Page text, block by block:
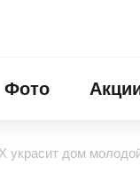
Фото
украсит дом